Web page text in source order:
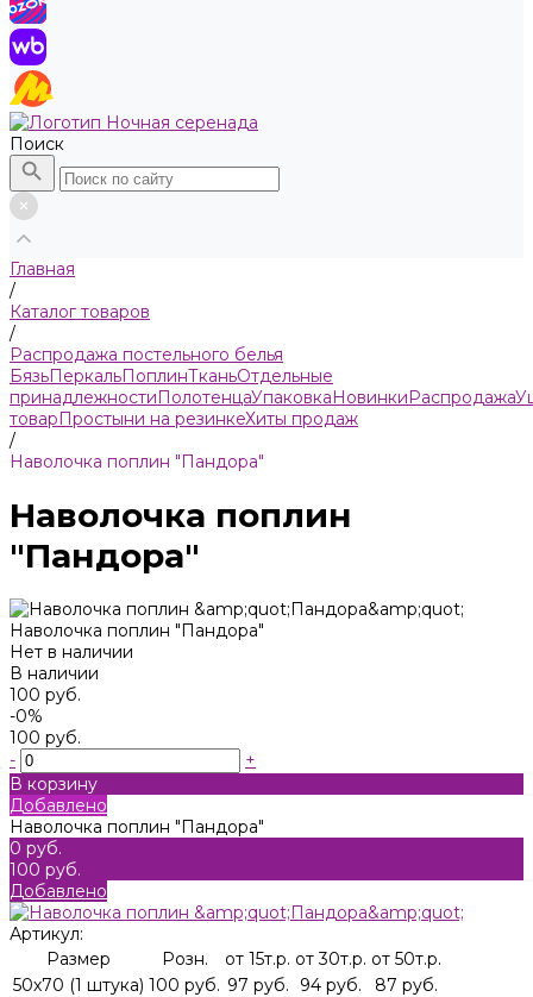
Поиск
Главная
/
Каталог товаров
/
Распродажа постельного белья
БязьПeркaльПоплинТканьОтдельные
принадлежностиПолотенцаУпаковкаНовинкиРаспродажа
товарПростыни на резинкеХиты продаж
/
Наволочка поплин "Пандора"
Наволочка поплин
"Пандора"
Наволочка поплин "Пандора"
Нет в наличии
В наличии
100 руб.
-0%
100 руб.
-
+
В корзину
Добавлено
Наволочка поплин "Пандора"
0 руб.
100 руб.
Добавлено
Артикул:
Размер
Розн. от 15т.р. от 30т.р. от 50т.р.
50х70 (1 штука) 100 руб. 97 руб. 94 руб.
87 руб.